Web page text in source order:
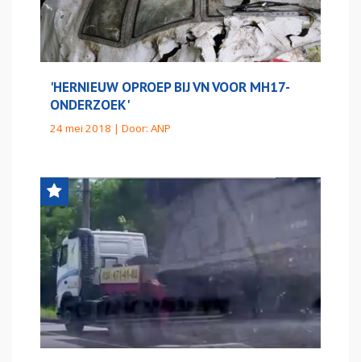
'HERNIEUW OPROEP BIJ VN VOOR MH17-
ONDERZOEK'
24 mei 2018 | Door: ANP